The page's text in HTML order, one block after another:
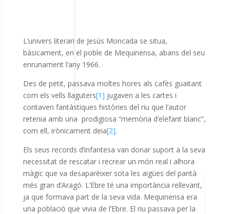
L’univers literari de Jesús Moncada se situa,
bàsicament, en el poble de Mequinensa, abans del seu
enrunament l’any 1966.
Des de petit, passava moltes hores als cafès guaitant
com els vells llaguters[1] jugaven a les cartes i
contaven fantàstiques històries del riu que l’autor
retenia amb una prodigiosa “memòria d’elefant blanc”,
com ell, irònicament deia[2].
Els seus records d’infantesa van donar suport a la seva
necessitat de rescatar i recrear un món real i alhora
màgic que va desaparèixer sota les aigües del pantà
més gran d’Aragó. L’Ebre té una importància rellevant,
ja que formava part de la seva vida. Mequinensa era
una població que vivia de l’Ebre. El riu passava per la